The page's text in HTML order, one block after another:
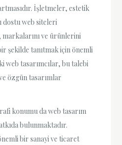
İşletmeler, estetik
dostu web siteleri
markalarını ve ürünlerini
şekilde tanıtmak için önemli
web tasarımcılar, bu talebi
özgün tasarımlar
konumu da web tasarım
bulunmaktadır.
bir sanayi ve ticaret